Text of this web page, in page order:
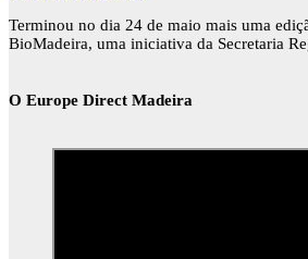
Terminou no dia 24 de maio mais uma
BioMadeira, uma iniciativa da Secretaria
O Europe Direct Madeira